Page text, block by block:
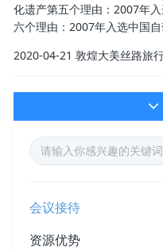
化遗产第五个理由：2007年
六个理由：2007年入选中国
2020-04-21 敦煌大美丝路旅
会议接待
资源优势